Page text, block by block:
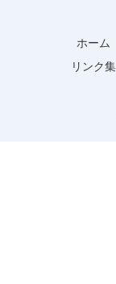
ホーム
リンク集